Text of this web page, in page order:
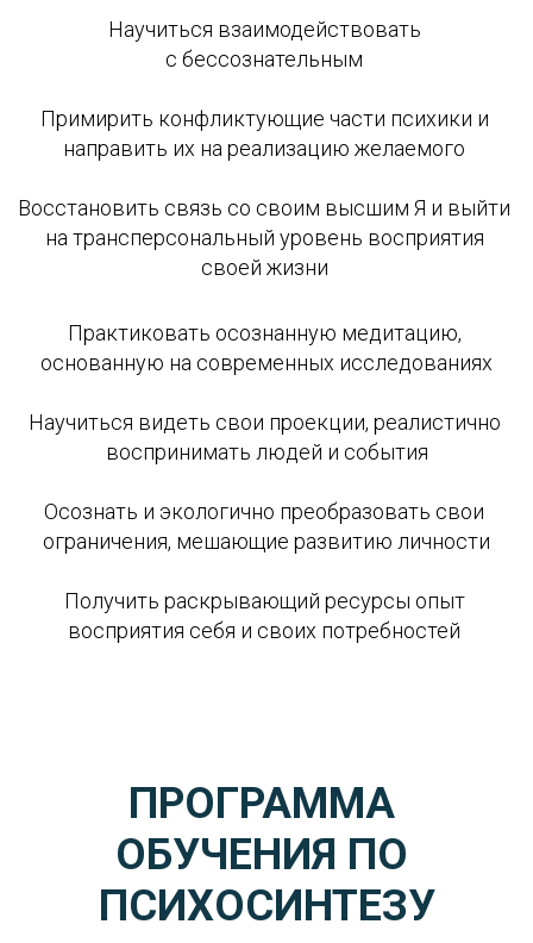
Научиться взаимодействовать
с бессознательным
Примирить конфликтующие части психики и
направить их на реализацию желаемого
Восстановить связь со своим высшим Я и выйти
на трансперсональный уровень восприятия
своей жизни
Практиковать осознанную медитацию,
основанную на современных исследованиях
Научиться видеть свои проекции, реалистично
воспринимать людей и события
Осознать и экологично преобразовать свои
ограничения, мешающие развитию личности
Получить раскрывающий ресурсы опыт
восприятия себя и своих потребностей
ПРОГРАММА
ОБУЧЕНИЯ ПО
ПСИХОСИНТЕЗУ